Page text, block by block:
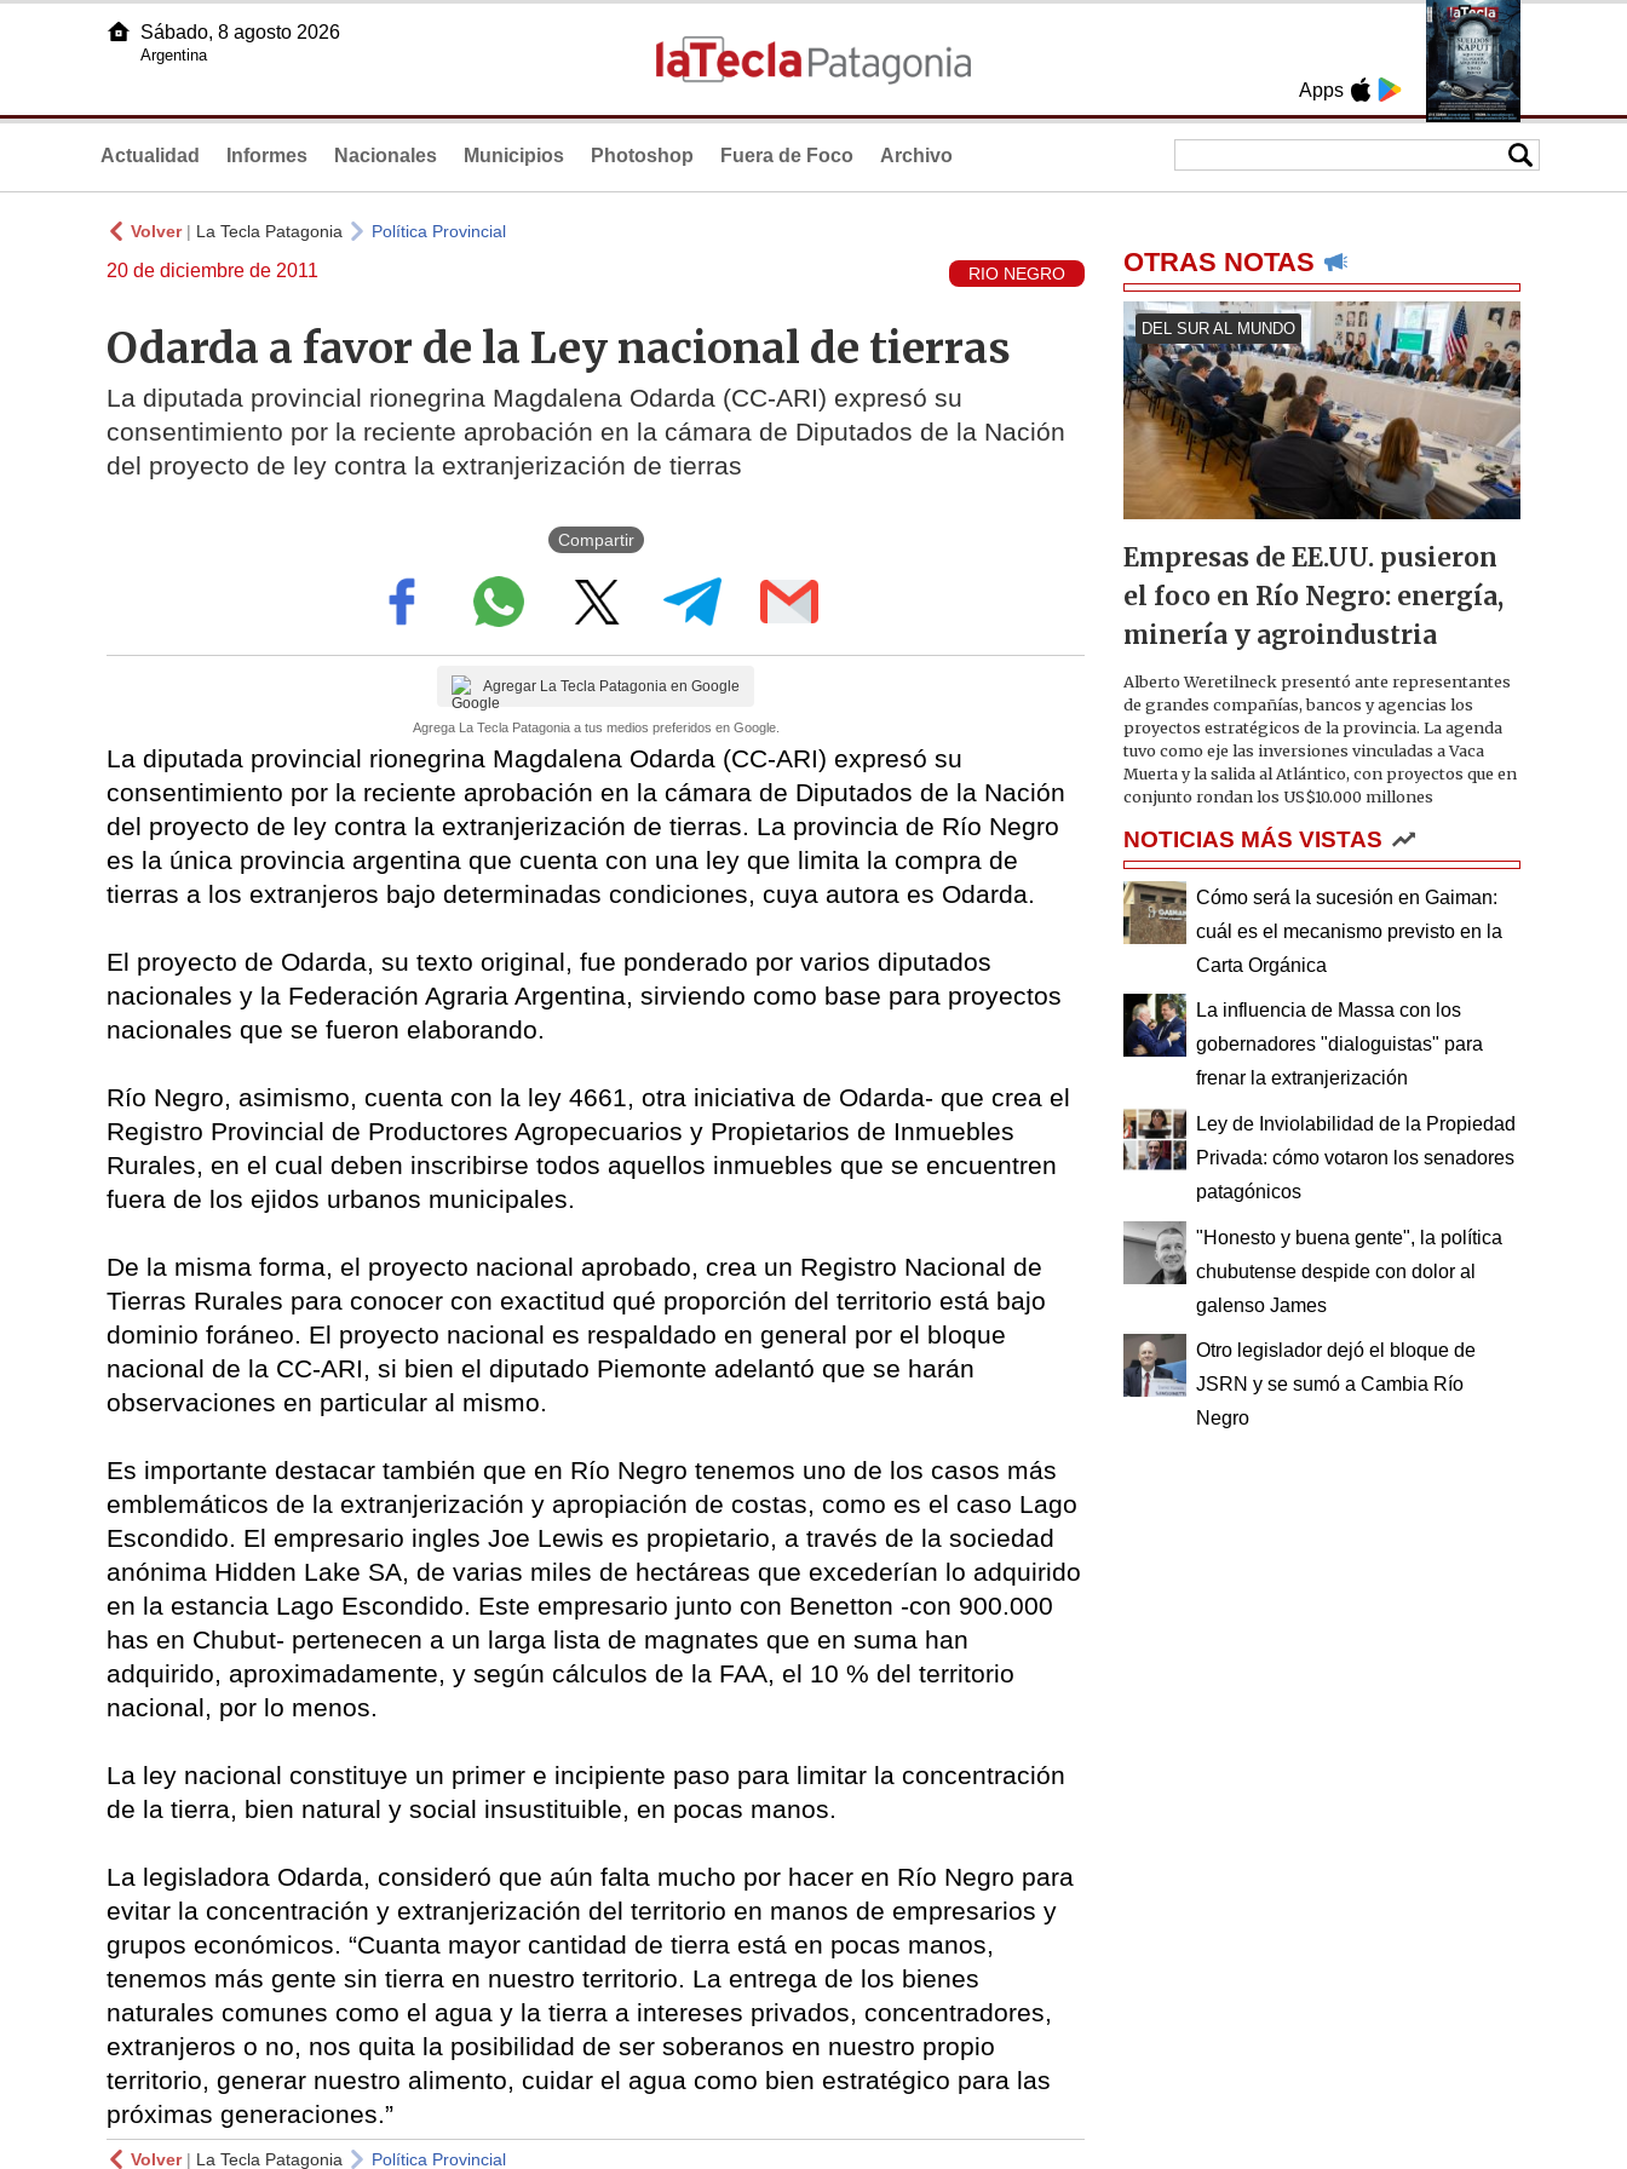
Apps
Sábado, 8 agosto 2026
Argentina
Actualidad Informes Nacionales Municipios Photoshop Fuera de Foco Archivo
Volver| La Tecla Patagonia Política Provincial
20 de diciembre de 2011 RIO NEGRO
Odarda a favor de la Ley nacional de tierras
La diputada provincial rionegrina Magdalena Odarda (CC-ARI) expresó su
consentimiento por la reciente aprobación en la cámara de Diputados de la Nación
del proyecto de ley contra la extranjerización de tierras
Compartir
Agregar La Tecla Patagonia en Google
Agrega La Tecla Patagonia a tus medios preferidos en Google.
La diputada provincial rionegrina Magdalena Odarda (CC-ARI) expresó su
consentimiento por la reciente aprobación en la cámara de Diputados de la Nación
del proyecto de ley contra la extranjerización de tierras. La provincia de Río Negro
es la única provincia argentina que cuenta con una ley que limita la compra de
tierras a los extranjeros bajo determinadas condiciones, cuya autora es Odarda.
El proyecto de Odarda, su texto original, fue ponderado por varios diputados
nacionales y la Federación Agraria Argentina, sirviendo como base para proyectos
nacionales que se fueron elaborando.
Río Negro, asimismo, cuenta con la ley 4661, otra iniciativa de Odarda- que crea el
Registro Provincial de Productores Agropecuarios y Propietarios de Inmuebles
Rurales, en el cual deben inscribirse todos aquellos inmuebles que se encuentren
fuera de los ejidos urbanos municipales.
De la misma forma, el proyecto nacional aprobado, crea un Registro Nacional de
Tierras Rurales para conocer con exactitud qué proporción del territorio está bajo
dominio foráneo. El proyecto nacional es respaldado en general por el bloque
nacional de la CC-ARI, si bien el diputado Piemonte adelantó que se harán
observaciones en particular al mismo.
Es importante destacar también que en Río Negro tenemos uno de los casos más
emblemáticos de la extranjerización y apropiación de costas, como es el caso Lago
Escondido. El empresario ingles Joe Lewis es propietario, a través de la sociedad
anónima Hidden Lake SA, de varias miles de hectáreas que excederían lo adquirido
en la estancia Lago Escondido. Este empresario junto con Benetton -con 900.000
has en Chubut- pertenecen a un larga lista de magnates que en suma han
adquirido, aproximadamente, y según cálculos de la FAA, el 10 % del territorio
nacional, por lo menos.
La ley nacional constituye un primer e incipiente paso para limitar la concentración
de la tierra, bien natural y social insustituible, en pocas manos.
La legisladora Odarda, consideró que aún falta mucho por hacer en Río Negro para
evitar la concentración y extranjerización del territorio en manos de empresarios y
grupos económicos. “Cuanta mayor cantidad de tierra está en pocas manos,
tenemos más gente sin tierra en nuestro territorio. La entrega de los bienes
naturales comunes como el agua y la tierra a intereses privados, concentradores,
extranjeros o no, nos quita la posibilidad de ser soberanos en nuestro propio
territorio, generar nuestro alimento, cuidar el agua como bien estratégico para las
próximas generaciones.”
Volver| La Tecla Patagonia Política Provincial
OTRAS NOTAS
DEL SUR AL MUNDO
Empresas de EE.UU. pusieron
el foco en Río Negro: energía,
minería y agroindustria
Alberto Weretilneck presentó ante representantes
de grandes compañías, bancos y agencias los
proyectos estratégicos de la provincia. La agenda
tuvo como eje las inversiones vinculadas a Vaca
Muerta y la salida al Atlántico, con proyectos que en
conjunto rondan los US$10.000 millones
NOTICIAS MÁS VISTAS
Cómo será la sucesión en Gaiman:
cuál es el mecanismo previsto en la
Carta Orgánica
La influencia de Massa con los
gobernadores "dialoguistas" para
frenar la extranjerización
Ley de Inviolabilidad de la Propiedad
Privada: cómo votaron los senadores
patagónicos
"Honesto y buena gente", la política
chubutense despide con dolor al
galenso James
Otro legislador dejó el bloque de
JSRN y se sumó a Cambia Río
Negro